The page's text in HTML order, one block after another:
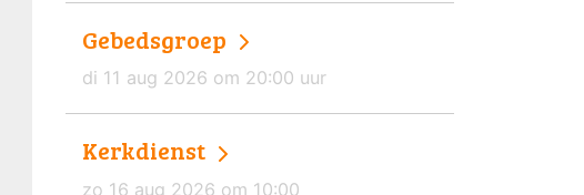
Gebedsgroep
di 11 aug 2026 om 20:00 uur
Kerkdienst
zo 16 aug 2026 om 10:00